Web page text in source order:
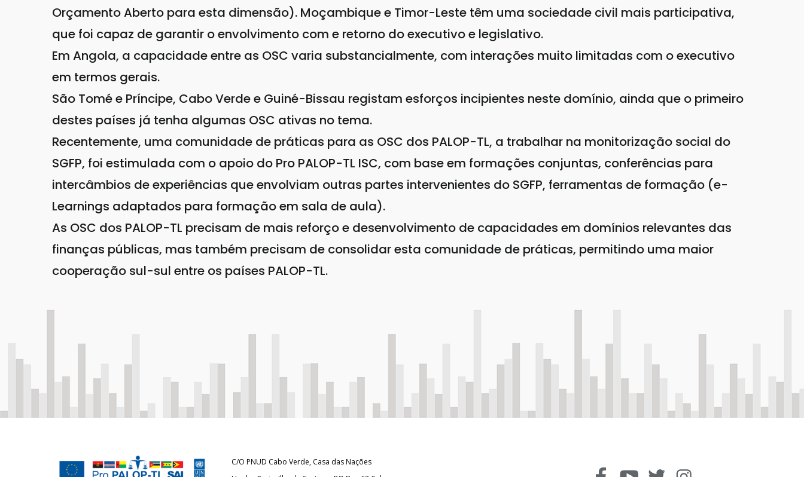
Orçamento Aberto para esta dimensão). Moçambique e Timor-Leste têm uma sociedade civil mais participativa,
que foi capaz de garantir o envolvimento com e retorno do executivo e legislativo.
Em Angola, a capacidade entre as OSC varia substancialmente, com interações muito limitadas com o executivo
em termos gerais.
São Tomé e Príncipe, Cabo Verde e Guiné-Bissau registam esforços incipientes neste domínio, ainda que o primeiro
destes países já tenha algumas OSC ativas no tema.
Recentemente, uma comunidade de práticas para as OSC dos PALOP-TL, a trabalhar na monitorização social do
SGFP, foi estimulada com o apoio do Pro PALOP-TL ISC, com base em formações conjuntas, conferências para
intercâmbios de experiências que envolviam outras partes intervenientes do SGFP, ferramentas de formação (e-
Learnings adaptados para formação em sala de aula).
As OSC dos PALOP-TL precisam de mais reforço e desenvolvimento de capacidades em domínios relevantes das
finanças públicas, mas também precisam de consolidar esta comunidade de práticas, permitindo uma maior
cooperação sul-sul entre os países PALOP-TL.
C/O PNUD Cabo Verde, Casa das Nações